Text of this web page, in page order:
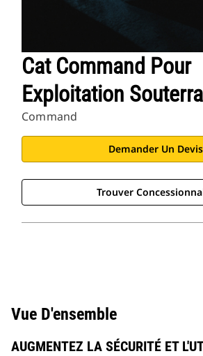
Cat Command Pour
Exploitation
Command
Demander Un Devis
Trouver
Vue D'ensemble
AUGMENTEZ LA SÉCURITÉ ET